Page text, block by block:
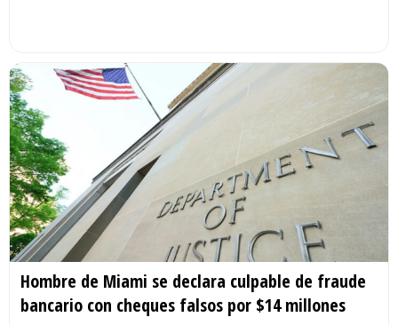
Hombre de Miami se declara culpable de fraude
bancario con cheques falsos por $14 millones